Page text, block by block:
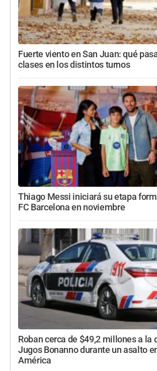
Fuerte viento en San Juan: qué
clases en los distintos turnos
Thiago Messi iniciará su etapa
FC Barcelona en noviembre
Roban cerca de $49,2 millones a la
Jugos Bonanno durante un asalto
América